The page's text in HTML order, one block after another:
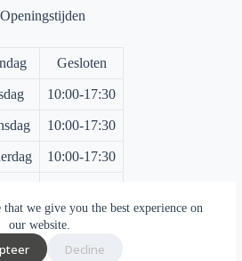
that we give you the best experience on
our website.
Decline
Openingstijden
Gesloten
10:00-17:30
10:00-17:30
10:00-17:30
10:00-17:00
Gesloten